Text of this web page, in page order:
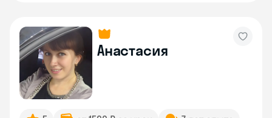
Анастасия